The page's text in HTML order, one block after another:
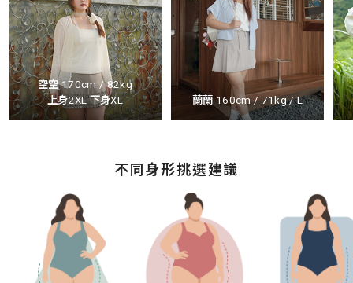
空空 170cm / 82kg
上身2XL 下身XL
蘭蘭 160cm / 71kg / L
不同身形挑選建議